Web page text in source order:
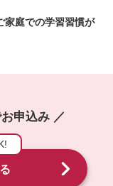
家庭での学習習慣が
申込み ／